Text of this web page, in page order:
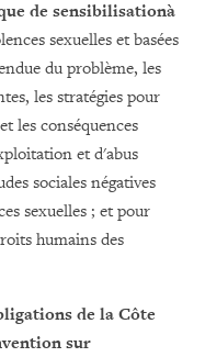
de sensibilisationà
sexuelles et basées
du problème, les
les stratégies pour
les conséquences
et d'abus
sociales négatives
sexuelles ; et pour
humains des
de la Côte
sur